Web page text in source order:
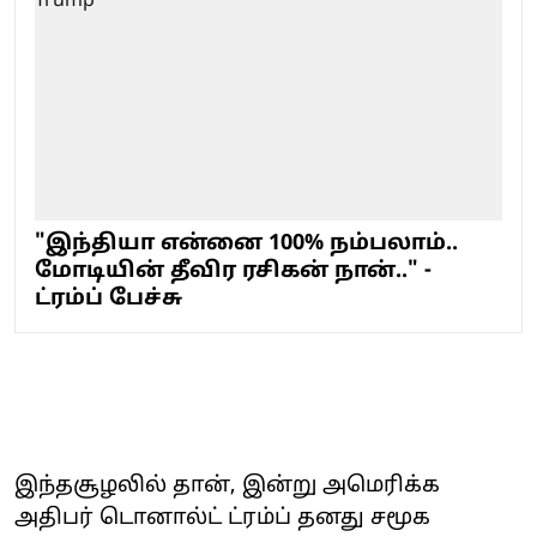
"இந்தியா என்னை 100% நம்பலாம்..
மோடியின் தீவிர ரசிகன் நான்.." -
ட்ரம்ப் பேச்சு
இந்தசூழலில் தான், இன்று அமெரிக்க
அதிபர் டொனால்ட் ட்ரம்ப் தனது சமூக